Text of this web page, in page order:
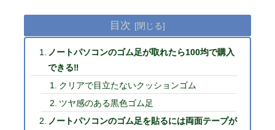
目次
ノートパソコンのゴム足が取れたら100均で購入
できる‼
クリアで目立たないクッションゴム
ツヤ感のある黒色ゴム足
ノートパソコンのゴム足を貼るには両面テープが